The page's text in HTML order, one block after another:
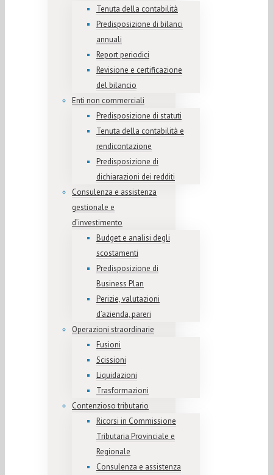
Tenuta della contabilità
Predisposizione di bilanci
annuali
Report periodici
Revisione e certificazione
del bilancio
Enti non commerciali
Predisposizione di statuti
Tenuta della contabilità e
rendicontazione
Predisposizione di
dichiarazioni dei redditi
Consulenza e assistenza
gestionale e
d’investimento
Budget e analisi degli
scostamenti
Predisposizione di
Business Plan
Perizie, valutazioni
d’azienda, pareri
Operazioni straordinarie
Fusioni
Scissioni
Liquidazioni
Trasformazioni
Contenzioso tributario
Ricorsi in Commissione
Tributaria Provinciale e
Regionale
Consulenza e assistenza